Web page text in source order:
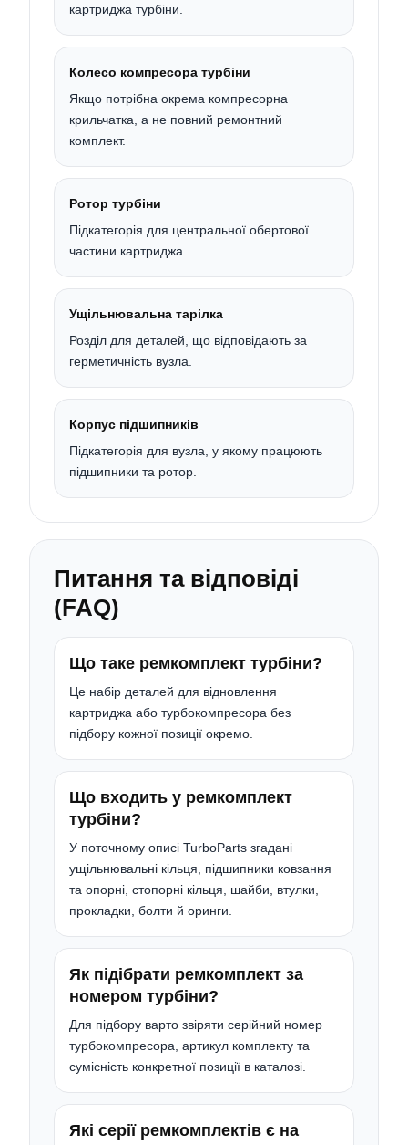
картриджа турбіни.
Колесо компресора турбіни
Якщо потрібна окрема компресорна
крильчатка, а не повний ремонтний
комплект.
Ротор турбіни
Підкатегорія для центральної обертової
частини картриджа.
Ущільнювальна тарілка
Розділ для деталей, що відповідають за
герметичність вузла.
Корпус підшипників
Підкатегорія для вузла, у якому працюють
підшипники та ротор.
Питання та відповіді
(FAQ)
Що таке ремкомплект турбіни?
Це набір деталей для відновлення
картриджа або турбокомпресора без
підбору кожної позиції окремо.
Що входить у ремкомплект
турбіни?
У поточному описі TurboParts згадані
ущільнювальні кільця, підшипники ковзання
та опорні, стопорні кільця, шайби, втулки,
прокладки, болти й оринги.
Як підібрати ремкомплект за
номером турбіни?
Для підбору варто звіряти серійний номер
турбокомпресора, артикул комплекту та
сумісність конкретної позиції в каталозі.
Які серії ремкомплектів є на